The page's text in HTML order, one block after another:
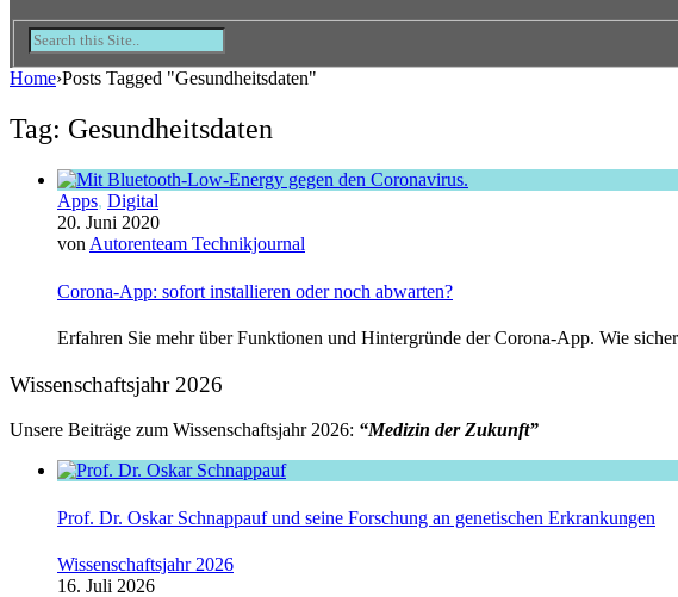
Home›Posts Tagged "Gesundheitsdaten"
Tag: Gesundheitsdaten
Apps, Digital
20. Juni 2020
von Autorenteam Technikjournal
Corona-App: sofort installieren oder noch abwarten?
Erfahren Sie mehr über Funktionen und Hintergründe der Corona-App. Wie
Wissenschaftsjahr 2026
Unsere Beiträge zum Wissenschaftsjahr 2026: “Medizin der Zukunft”
Prof. Dr. Oskar Schnappauf und seine Forschung an genetischen Erkrankungen
Wissenschaftsjahr 2026
16. Juli 2026